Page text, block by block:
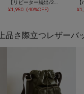
¥1,980 (40%OFF)
¥
上品さ際立つレザーバ